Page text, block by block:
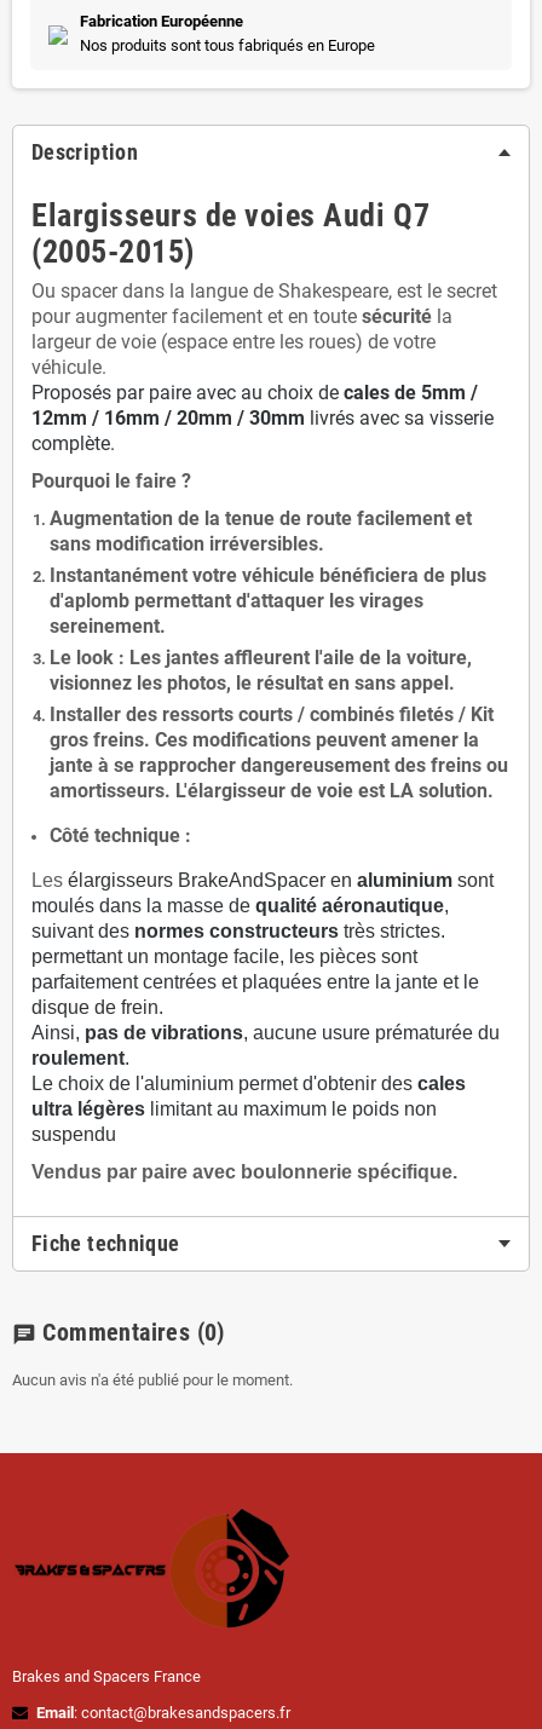
Fabrication Européenne
Nos produits sont tous fabriqués en Europe
Description
Elargisseurs de voies Audi Q7
(2005-2015)
Ou spacer dans la langue de Shakespeare, est le secret
pour augmenter facilement et en toute sécurité la
largeur de voie (espace entre les roues) de votre
véhicule.
Proposés par paire avec au choix de cales de 5mm /
12mm / 16mm / 20mm / 30mm livrés avec sa visserie
complète.
Pourquoi le faire ?
Augmentation de la tenue de route facilement et
sans modification irréversibles.
Instantanément votre véhicule bénéficiera de plus
d'aplomb permettant d'attaquer les virages
sereinement.
Le look : Les jantes affleurent l'aile de la voiture,
visionnez les photos, le résultat en sans appel.
Installer des ressorts courts / combinés filetés / Kit
gros freins. Ces modifications peuvent amener la
jante à se rapprocher dangereusement des freins ou
amortisseurs. L'élargisseur de voie est LA solution.
Côté technique :
Les élargisseurs BrakeAndSpacer en aluminium sont
moulés dans la masse de qualité aéronautique,
suivant des normes constructeurs très strictes.
permettant un montage facile, les pièces sont
parfaitement centrées et plaquées entre la jante et le
disque de frein.
Ainsi, pas de vibrations, aucune usure prématurée du
roulement.
Le choix de l'aluminium permet d'obtenir des cales
ultra légères limitant au maximum le poids non
suspendu
Vendus par paire avec boulonnerie spécifique.
Fiche technique
chat Commentaires (0)
Aucun avis n'a été publié pour le moment.
Brakes and Spacers France
Email : contact@brakesandspacers.fr